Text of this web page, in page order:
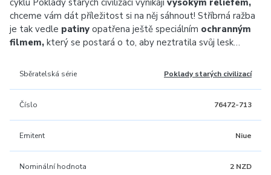
cyklu Poklady starých civilizací vynikajívysokým reliéfem,
chceme vám dát příležitost si na něj sáhnout! Stříbrná ražba
je tak vedle patiny opatřena ještě speciálním ochranným
filmem, který se postará o to, aby neztratila svůj lesk…
Sběratelská série Poklady starých civilizací
Číslo 76472-713
Emitent Niue
Nominální hodnota 2 NZD